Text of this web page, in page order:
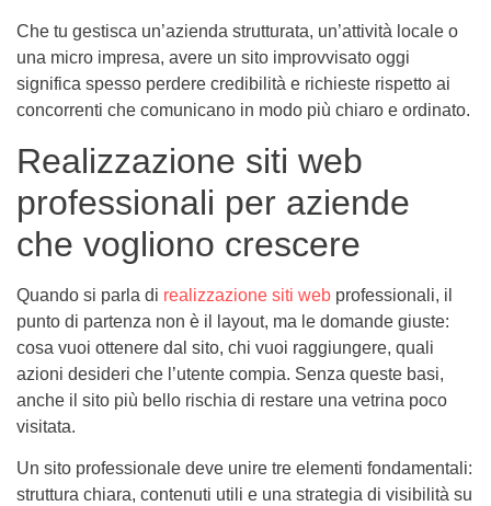
Che tu gestisca un’azienda strutturata, un’attività locale o
una micro impresa, avere un sito improvvisato oggi
significa spesso perdere credibilità e richieste rispetto ai
concorrenti che comunicano in modo più chiaro e ordinato.
Realizzazione siti web
professionali per aziende
che vogliono crescere
Quando si parla di realizzazione siti web professionali, il
punto di partenza non è il layout, ma le domande giuste:
cosa vuoi ottenere dal sito, chi vuoi raggiungere, quali
azioni desideri che l’utente compia. Senza queste basi,
anche il sito più bello rischia di restare una vetrina poco
visitata.
Un sito professionale deve unire tre elementi fondamentali:
struttura chiara, contenuti utili e una strategia di visibilità su